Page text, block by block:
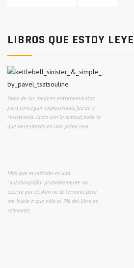
LIBROS QUE ESTOY
Unos de los mejores entrenamientos
para conseguir explosividad, fuerza y
resistencia. Junto con la actitud, todo lo
que necesitarás en una pelea real.
Más que el método es una
"autobiografía" probablemente no
escrita por él. Aún no lo termino, pero
me huele a que sólo el 5% del libro es
relevante.